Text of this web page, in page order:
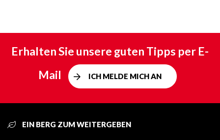
Erhalten Sie unsere guten Tipps per E-
Mail
ICH MELDE MICH AN
EIN BERG ZUM WEITERGEBEN